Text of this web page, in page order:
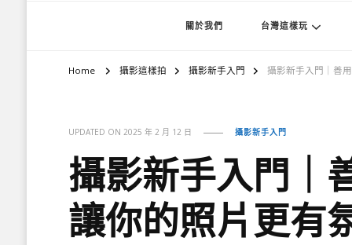
關於我們 台灣這樣玩
Home 攝影這樣拍 攝影新手入門 攝影新手入門｜善
UPDATED ON 2025 年 2 月 12 日 攝影新手入門
攝影新手入門｜
讓你的照片更有